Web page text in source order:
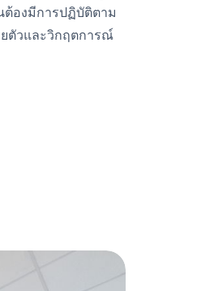
องมีการปฏิบัติตาม
ตัวและวิกฤตการณ์